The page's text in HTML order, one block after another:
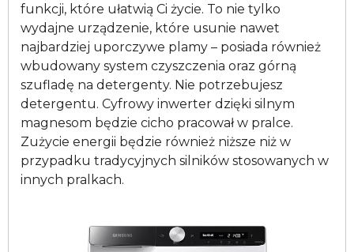
funkcji, które ułatwią Ci życie. To nie tylko
wydajne urządzenie, które usunie nawet
najbardziej uporczywe plamy – posiada również
wbudowany system czyszczenia oraz górną
szufladę na detergenty. Nie potrzebujesz
detergentu. Cyfrowy inwerter dzięki silnym
magnesom będzie cicho pracował w pralce.
Zużycie energii będzie również niższe niż w
przypadku tradycyjnych silników stosowanych w
innych pralkach.